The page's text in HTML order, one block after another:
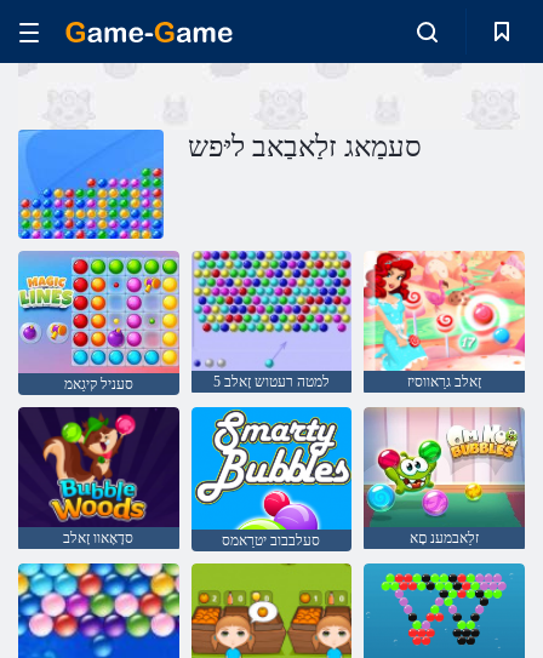
סעמַאג זלַאבַאב ליּפש
סעניל קיגַאמ 5 למטה רעטוש זָאלב זָאלב גרַאווסיז
סדָאָאוו זָאלב סעלבבוב יטרַאמס זלַאבמענ םָא